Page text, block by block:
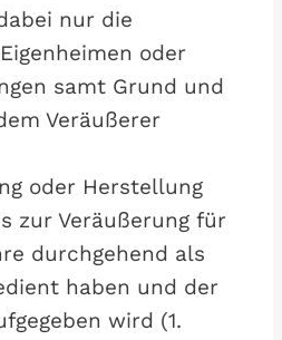
nur die
oder
samt Grund und
Veräußerer
oder Herstellung
zur Veräußerung für
durchgehend als
haben und der
wird (1.